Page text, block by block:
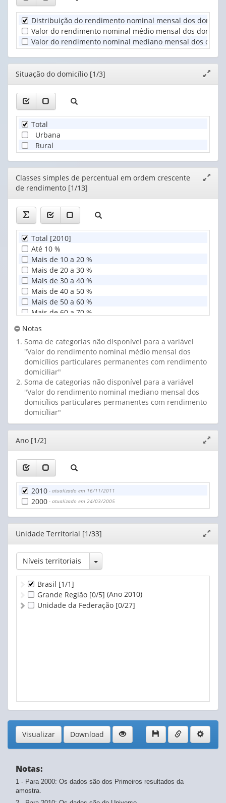
Unidade
Territorial
(1)
simples
de
percentual
em
orde...
(1)
Distribuição do rendimento nominal mensal dos
Valor do rendimento nominal médio mensal dos
Valor do rendimento nominal mediano mensal dos
Editor
janela
Situação do domicílio [1/3]
Total
Urbana
Rural
Editor
Classes simples de percentual em ordem crescente
de rendimento [1/13]
Total [2010]
Até 10 %
Mais de 10 a 20 %
Mais de 20 a 30 %
Mais de 30 a 40 %
Mais de 40 a 50 %
Mais de 50 a 60 %
Mais de 60 a 70 %
Mais de 80 a 90 %
Mais de 90 a 100 %
Mais de 95 a 100 %
Mais de 99 a 100 %
Notas
Soma de categorias não disponível para a variável
"Valor do rendimento nominal médio mensal dos
domicílios particulares permanentes com rendimento
domiciliar"
Soma de categorias não disponível para a variável
"Valor do rendimento nominal mediano mensal dos
domicílios particulares permanentes com rendimento
domicíliar"
Editor
janela
Ano [1/2]
2010 - atualizado em 16/11/2011
2000 - atualizado em 24/03/2005
Editor
janela
Unidade Territorial [1/33]
Níveis territoriais Toggle Dropdown
Brasil [1/1]
Grande Região [0/5] (Ano 2010)
Unidade da Federação [0/27]
Visualizar Download
Notas:
1 - Para 2000: Os dados são dos Primeiros resultados da
amostra.